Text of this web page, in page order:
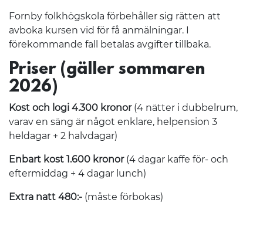
Fornby folkhögskola förbehåller sig rätten att
avboka kursen vid för få anmälningar. I
förekommande fall betalas avgifter tillbaka.
Priser (gäller sommaren
2026)
Kost och logi 4.300 kronor(4 nätter i dubbelrum,
varav en säng är något enklare, helpension 3
heldagar + 2 halvdagar)
Enbart kost 1.600 kronor(4 dagar kaffe för- och
eftermiddag + 4 dagar lunch)
Extra natt 480:- (måste förbokas)